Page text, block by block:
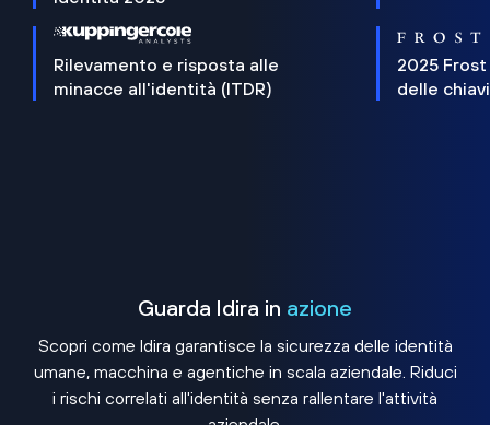
Rilevamento e risposta alle
minacce all'identità (ITDR)
2025 Frost
delle
Guarda Idira in azione
Scopri come Idira garantisce la sicurezza delle identità
umane, macchina e agentiche in scala aziendale. Riduci
i rischi correlati all'identità senza rallentare l'attività